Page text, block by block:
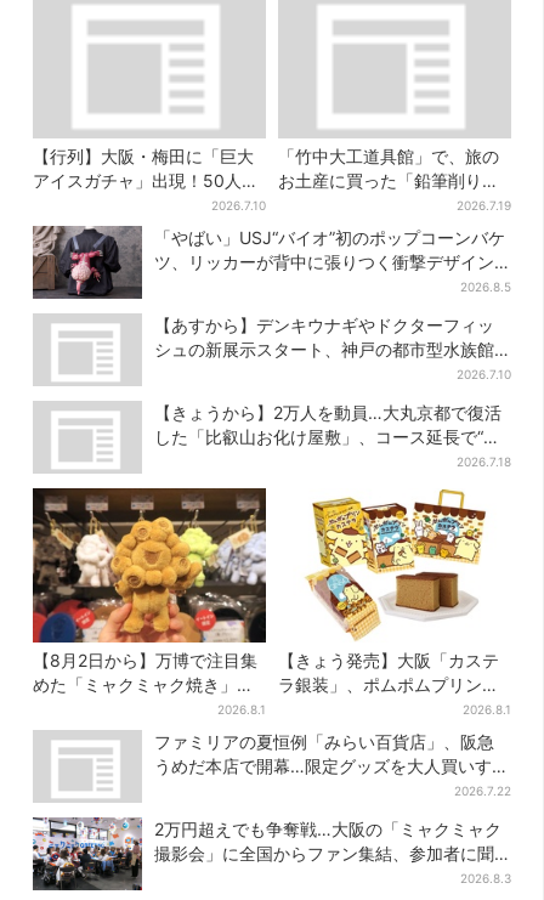
【行列】大阪・梅田に「巨大
アイスガチャ」出現！50人以
上が列…初日は即終了、残る
開催日は？
2026.7.10
「竹中大工道具館」で、旅の
お土産に買った「鉛筆削り」
が「ヤバイぐらいの切れ味」
2026.7.19
「やばい」USJ“バイオ”初のポップコーンバケ
ツ、リッカーが背中に張りつく衝撃デザイン
2026.8.5
【あすから】デンキウナギやドクターフィッ
シュの新展示スタート、神戸の都市型水族館
2026.7.10
【きょうから】2万人を動員…大丸京都で復活
した「比叡山お化け屋敷」、コース延長で“怖
2026.7.18
【8月2日から】万博で注目集
めた「ミャクミャク焼き」初
グッズ化！大阪・梅田だけの
新商品が登場
2026.8.1
【きょう発売】大阪「カステ
ラ銀装」、ポムポムプリンと
初コラボ 紙袋まで限定デザ
インに
2026.8.1
ファミリアの夏恒例「みらい百貨店」、阪急
うめだ本店で開幕…限定グッズを大人買いする
2026.7.22
2万円超えでも争奪戦…大阪の「ミャクミャク
撮影会」に全国からファン集結、参加者に聞
2026.8.3